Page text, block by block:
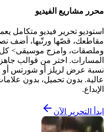
محرر مشاريع الفيديو
استوديو تحرير فيديو متكامل
مقاطعك، قصّها ورتّبها، أضف
وملصقات، وامزج موسيقى> كل
المسارات. اختر من قوالب
نسبة عرض لريلز أو شورتس أو
عالية. بدون تحميل، بدون
الإبداع.
ابدأ التحرير الآن